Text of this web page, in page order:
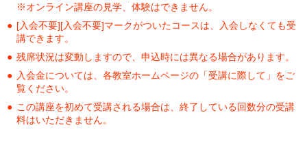
※オンライン講座の見学、体験はできません。
[入会不要][入会不要]マークがついたコースは、入会しなくても受
講できます。
残席状況は変動しますので、申込時には異なる場合があります。
入会金については、各教室ホームページの「受講に際して」をご
覧ください。
この講座を初めて受講される場合は、終了している回数分の受講
料はいただきません。